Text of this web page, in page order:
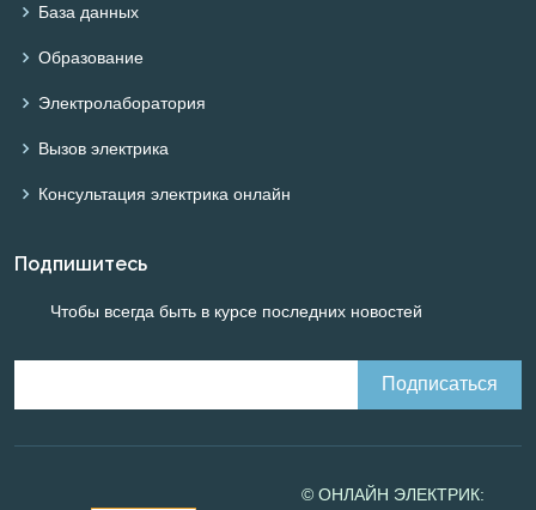
База данных
Образование
Электролаборатория
Вызов электрика
Консультация электрика онлайн
Подпишитесь
Чтобы всегда быть в курсе последних новостей
© ОНЛАЙН ЭЛЕКТРИК: